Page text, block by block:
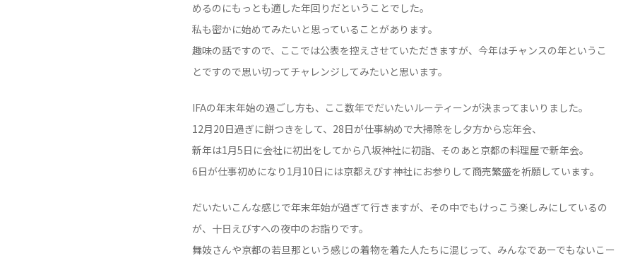
めるのにもっとも適した年回りだということでした。
私も密かに始めてみたいと思っていることがあります。
趣味の話ですので、ここでは公表を控えさせていただきますが、今年はチャンスの年というこ
とですので思い切ってチャレンジしてみたいと思います。
IFAの年末年始の過ごし方も、ここ数年でだいたいルーティーンが決まってまいりました。
12月20日過ぎに餅つきをして、28日が仕事納めで大掃除をし夕方から忘年会、
新年は1月5日に会社に初出をしてから八坂神社に初詣、そのあと京都の料理屋で新年会。
6日が仕事初めになり1月10日には京都えびす神社にお参りして商売繁盛を祈願しています。
だいたいこんな感じで年末年始が過ぎて行きますが、その中でもけっこう楽しみにしているの
が、十日えびすへの夜中のお詣りです。
舞妓さんや京都の若旦那という感じの着物を着た人たちに混じって、みんなであーでもないこー